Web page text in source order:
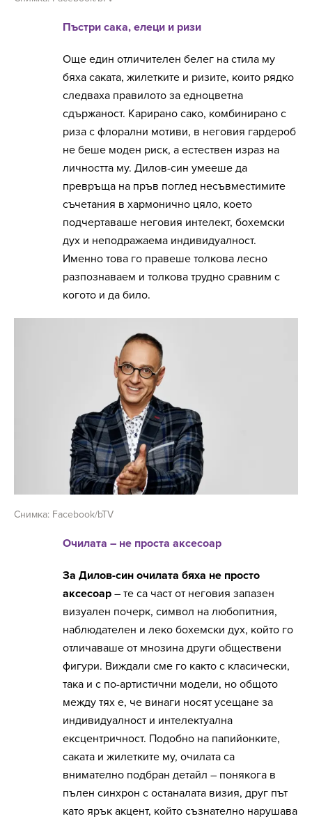
Пъстри сака, елеци и ризи
Още един отличителен белег на стила му
бяха саката, жилетките и ризите, които рядко
следваха правилото за едноцветна
сдържаност. Карирано сако, комбинирано с
риза с флорални мотиви, в неговия гардероб
не беше моден риск, а естествен израз на
личността му. Дилов-син умееше да
превръща на пръв поглед несъвместимите
съчетания в хармонично цяло, което
подчертаваше неговия интелект, бохемски
дух и неподражаема индивидуалност.
Именно това го правеше толкова лесно
разпознаваем и толкова трудно сравним с
когото и да било.
Снимка: Facebook/bTV
Очилата – не проста аксесоар
За Дилов-син очилата бяха не просто
аксесоар – те са част от неговия запазен
визуален почерк, символ на любопитния,
наблюдателен и леко бохемски дух, който го
отличаваше от мнозина други обществени
фигури. Виждали сме го както с класически,
така и с по-артистични модели, но общото
между тях е, че винаги носят усещане за
индивидуалност и интелектуална
ексцентричност. Подобно на папийонките,
саката и жилетките му, очилата са
внимателно подбран детайл – понякога в
пълен синхрон с останалата визия, друг път
като ярък акцент, който съзнателно нарушава